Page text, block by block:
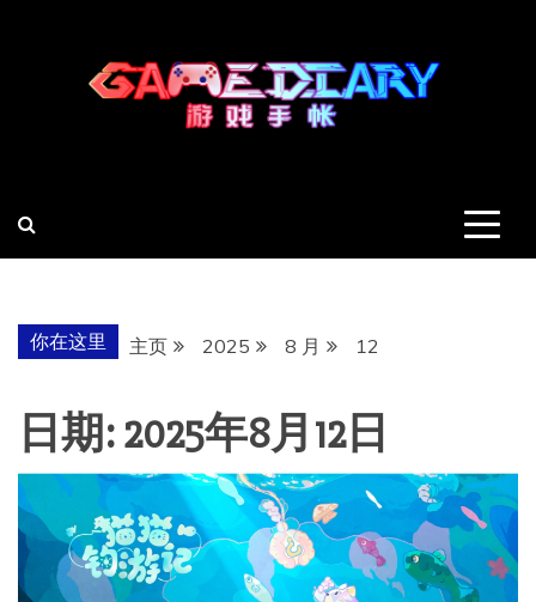
你在这里 主页 2025 8 月 12
日期:2025年8月12日